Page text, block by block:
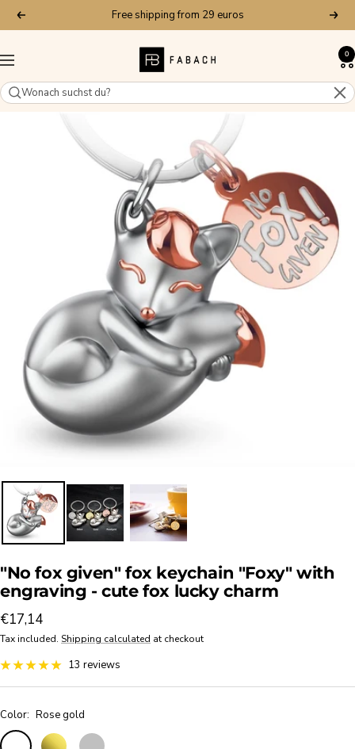
Previous Free shipping from 29 euros Next
Navigation
FABACH
–
Schlüsselanhänger-
0
"No fox given" fox keychain "Foxy" with
engraving - cute fox lucky charm
Sale
price
€17,14
Tax included. Shipping calculated at checkout
13 reviews
Color: Rose gold
Rose
gold Silver